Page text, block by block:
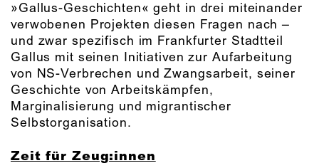
»Gallus-Geschichten« geht in drei miteinander
verwobenen Projekten diesen Fragen nach –
und zwar spezifisch im Frankfurter Stadtteil
Gallus mit seinen Initiativen zur Aufarbeitung
von NS-Verbrechen und Zwangsarbeit, seiner
Geschichte von Arbeitskämpfen,
Marginalisierung und migrantischer
Selbstorganisation.
Zeit für Zeug:innen